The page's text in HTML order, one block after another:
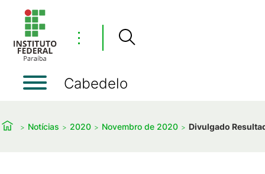
⋮
Cabedelo
Notícias 2020 Novembro de 2020 Divulgado